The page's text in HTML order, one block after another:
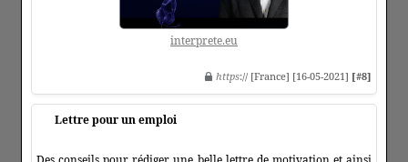
interprete.eu
https:// [France] [16-05-2021] [#8]
Lettre pour un emploi